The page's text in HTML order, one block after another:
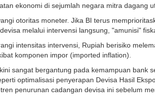
ekonomi di sejumlah negara mitra dagang
otoritas moneter. Jika BI terus
melalui intervensi langsung, "amunisi"
intensitas intervensi, Rupiah berisiko
komponen impor (imported inflation).
sangat bergantung pada kemampuan bank
optimalisasi penyerapan Devisa Hasil
penurunan cadangan devisa ini sebelum